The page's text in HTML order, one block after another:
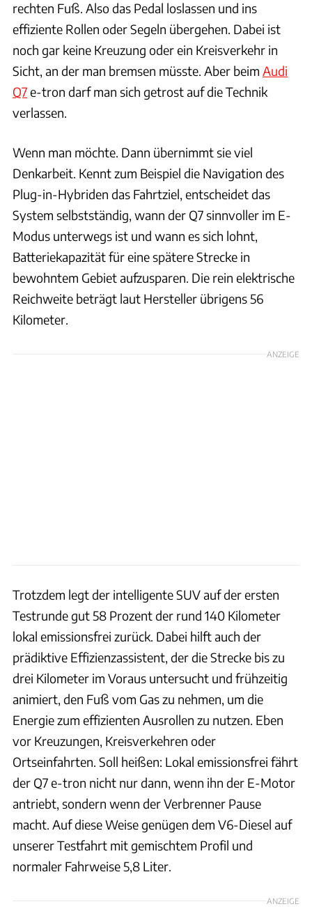
rechten Fuß. Also das Pedal loslassen und ins
effiziente Rollen oder Segeln übergehen. Dabei ist
noch gar keine Kreuzung oder ein Kreisverkehr in
Sicht, an der man bremsen müsste. Aber beim Audi
Q7e-tron darf man sich getrost auf die Technik
verlassen.
Wenn man möchte. Dann übernimmt sie viel
Denkarbeit. Kennt zum Beispiel die Navigation des
Plug-in-Hybriden das Fahrtziel, entscheidet das
System selbstständig, wann der Q7 sinnvoller im E-
Modus unterwegs ist und wann es sich lohnt,
Batteriekapazität für eine spätere Strecke in
bewohntem Gebiet aufzusparen. Die rein elektrische
Reichweite beträgt laut Hersteller übrigens 56
Kilometer.
ANZEIGE
Trotzdem legt der intelligente SUV auf der ersten
Testrunde gut 58 Prozent der rund 140 Kilometer
lokal emissionsfrei zurück. Dabei hilft auch der
prädiktive Effizienzassistent, der die Strecke bis zu
drei Kilometer im Voraus untersucht und frühzeitig
animiert, den Fuß vom Gas zu nehmen, um die
Energie zum effizienten Ausrollen zu nutzen. Eben
vor Kreuzungen, Kreisverkehren oder
Ortseinfahrten. Soll heißen: Lokal emissionsfrei fährt
der Q7 e-tron nicht nur dann, wenn ihn der E-Motor
antriebt, sondern wenn der Verbrenner Pause
macht. Auf diese Weise genügen dem V6-Diesel auf
unserer Testfahrt mit gemischtem Profil und
normaler Fahrweise 5,8 Liter.
ANZEIGE